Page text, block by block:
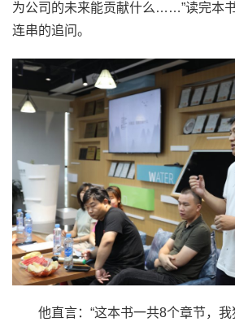
为公司的未来能贡献什么……”读完本
连串的追问。
他直言：“这本书一共8个章节，